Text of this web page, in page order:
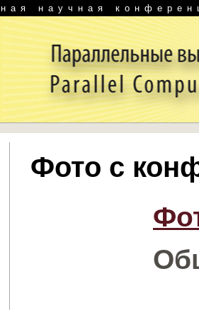
научная
Фото с